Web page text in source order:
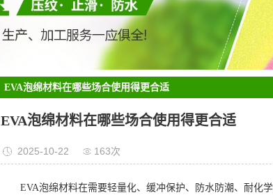
EVA泡绵材料在哪些场合使用得更合适
EVA泡绵材料在哪些场合使用得更合适
2025-10-22 163次
EVA泡绵材料在需要轻量化、缓冲保护、防水防潮、耐化学